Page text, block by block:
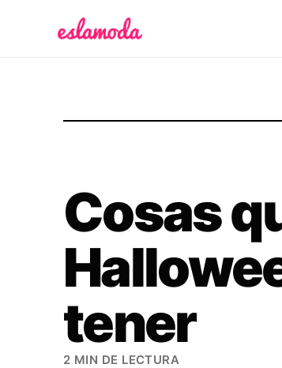
Cosas
tener
2 MIN DE LECTURA